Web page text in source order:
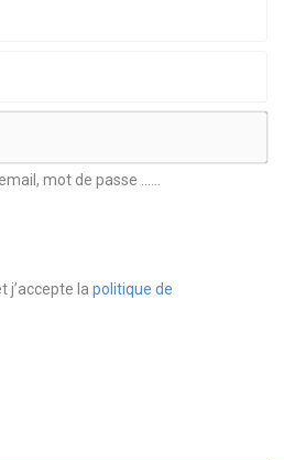
mot de passe ......
j’accepte la politique de